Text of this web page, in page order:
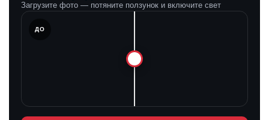
Загрузите фото — потяните ползунок и включите свет
ДО